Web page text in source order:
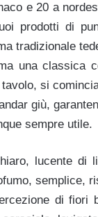
e 20 a
prodotti di
tradizionale
una classica
si
giù,
sempre utile.
lucente di
semplice,
di fiori